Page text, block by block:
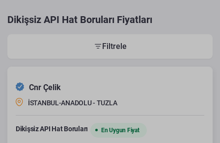
Dikişsiz API Hat Boruları Fiyatları
Filtrele
Cnr Çelik
İSTANBUL-ANADOLU - TUZLA
Dikişsiz API Hat Boruları En Uygun Fiyat